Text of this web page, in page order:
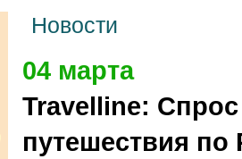
Новости
04 марта
Travelline:
путешествия по